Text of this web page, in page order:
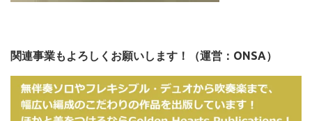
関連事業もよろしくお願いします！（運営：ONSA）